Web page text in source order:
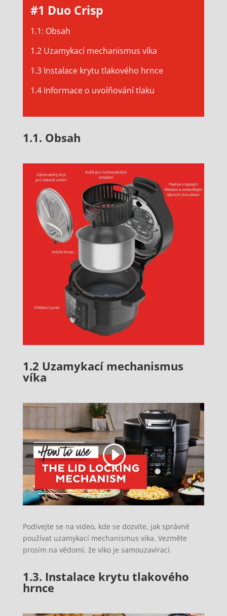
#1 Duo Crisp
1.1: Obsah
1.2 Uzamykací mechanismus víka
1.3 Instalace krytu tlakového hrnce
1.4 Informace o uvolňování tlaku
1.1. Obsah
1.2 Uzamykací mechanismus
víka
Podívejte se na video, kde se dozvíte, jak správně
používat uzamykací mechanismus víka. Vezměte
prosím na vědomí, že víko je samouzavírací.
1.3. Instalace krytu tlakového
hrnce